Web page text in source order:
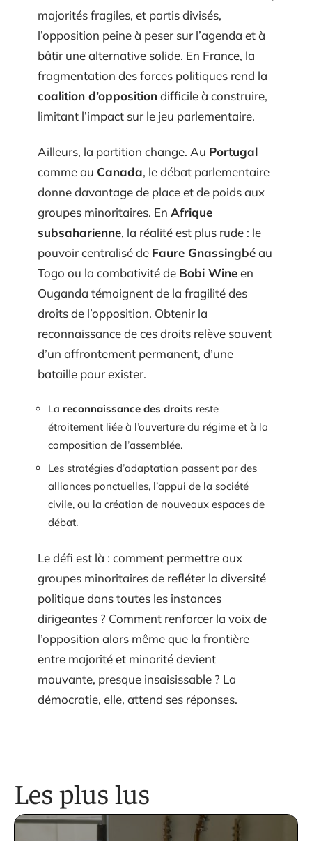
majorités fragiles, et partis divisés,
l’opposition peine à peser sur l’agenda et à
bâtir une alternative solide. En France, la
fragmentation des forces politiques rend la
coalition d’oppositiondifficile à construire,
limitant l’impact sur le jeu parlementaire.
Ailleurs, la partition change. Au Portugal
comme au Canada, le débat parlementaire
donne davantage de place et de poids aux
groupes minoritaires. En Afrique
subsaharienne, la réalité est plus rude : le
pouvoir centralisé de Faure Gnassingbéau
Togo ou la combativité de Bobi Wineen
Ouganda témoignent de la fragilité des
droits de l’opposition. Obtenir la
reconnaissance de ces droits relève souvent
d’un affrontement permanent, d’une
bataille pour exister.
La reconnaissance des droits reste
étroitement liée à l’ouverture du régime et à la
composition de l’assemblée.
Les stratégies d’adaptation passent par des
alliances ponctuelles, l’appui de la société
civile, ou la création de nouveaux espaces de
débat.
Le défi est là : comment permettre aux
groupes minoritaires de refléter la diversité
politique dans toutes les instances
dirigeantes ? Comment renforcer la voix de
l’opposition alors même que la frontière
entre majorité et minorité devient
mouvante, presque insaisissable ? La
démocratie, elle, attend ses réponses.
Les plus lus